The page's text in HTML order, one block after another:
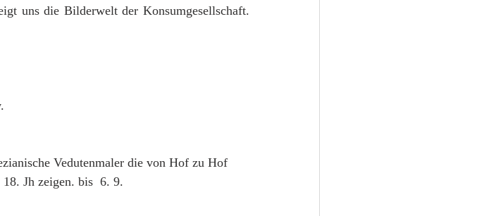
uns die Bilderwelt der Konsumgesellschaft.
Vedutenmaler die von Hof zu Hof
18. Jh zeigen. bis  6. 9.